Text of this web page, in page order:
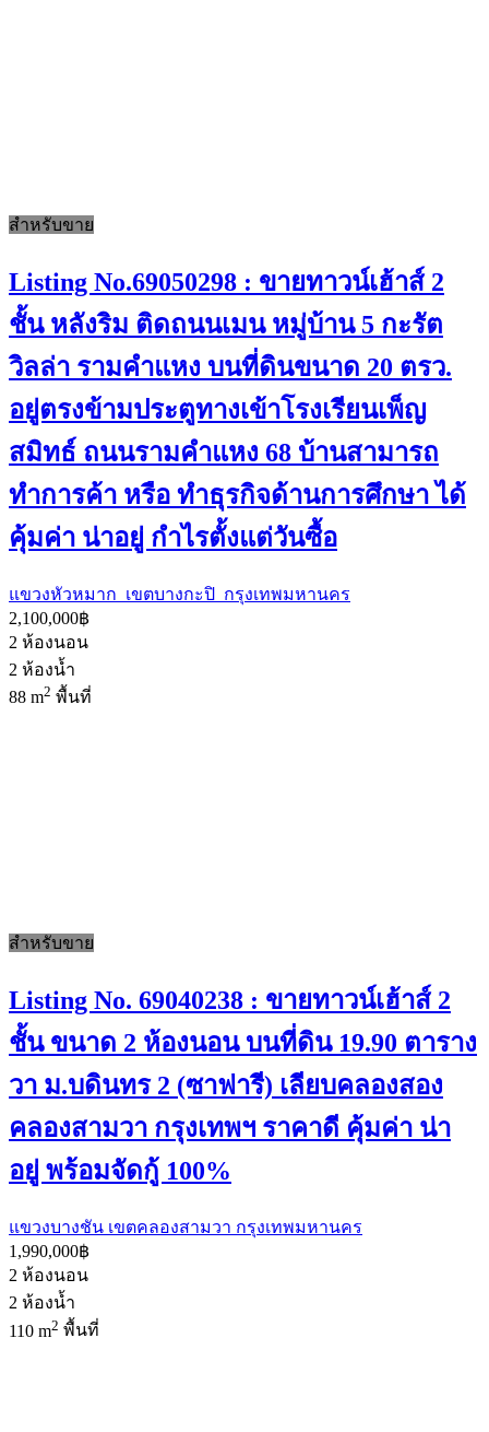
สำหรับขาย
Listing No.69050298 : ขายทาวน์เฮ้าส์ 2
ชั้น หลังริม ติดถนนเมน หมู่บ้าน 5 กะรัต
วิลล่า รามคำแหง บนที่ดินขนาด 20 ตรว.
อยู่ตรงข้ามประตูทางเข้าโรงเรียนเพ็ญ
สมิทธ์ ถนนรามคำแหง 68 บ้านสามารถ
ทำการค้า หรือ ทำธุรกิจด้านการศึกษา ได้
คุ้มค่า น่าอยู่ กำไรตั้งแต่วันซื้อ
แขวงหัวหมาก เขตบางกะปิ กรุงเทพมหานคร
2,100,000฿
2 ห้องนอน
2 ห้องน้ำ
88 m2 พื้นที่
สำหรับขาย
Listing No. 69040238 : ขายทาวน์เฮ้าส์ 2
ชั้น ขนาด 2 ห้องนอน บนที่ดิน 19.90 ตาราง
วา ม.บดินทร 2 (ซาฟารี) เลียบคลองสอง
คลองสามวา กรุงเทพฯ ราคาดี คุ้มค่า น่า
อยู่ พร้อมจัดกู้ 100%
แขวงบางชัน เขตคลองสามวา กรุงเทพมหานคร
1,990,000฿
2 ห้องนอน
2 ห้องน้ำ
110 m2 พื้นที่